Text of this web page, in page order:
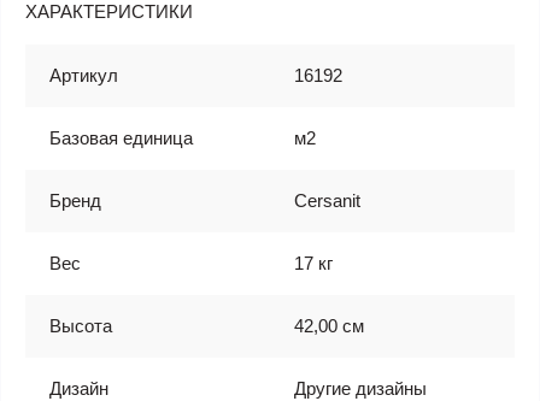
ХАРАКТЕРИСТИКИ
Артикул 16192
Базовая единица м2
Бренд Cersanit
Вес 17 кг
Высота 42,00 см
Дизайн Другие дизайны